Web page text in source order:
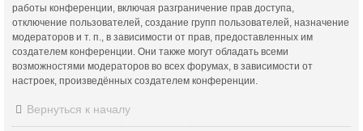
работы конференции, включая разграничение прав доступа,
отключение пользователей, создание групп пользователей, назначение
модераторов и т. п., в зависимости от прав, предоставленных им
создателем конференции. Они также могут обладать всеми
возможностями модераторов во всех форумах, в зависимости от
настроек, произведённых создателем конференции.
Вернуться к началу